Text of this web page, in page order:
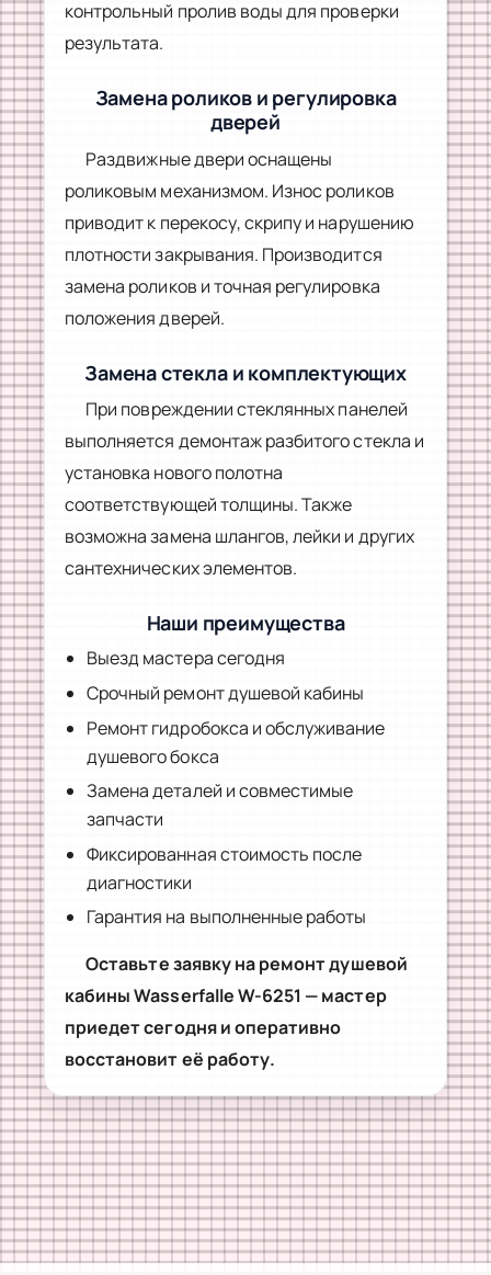
контрольный пролив воды для проверки
результата.
Замена роликов и регулировка
дверей
Раздвижные двери оснащены
роликовым механизмом. Износ роликов
приводит к перекосу, скрипу и нарушению
плотности закрывания. Производится
замена роликов и точная регулировка
положения дверей.
Замена стекла и комплектующих
При повреждении стеклянных панелей
выполняется демонтаж разбитого стекла и
установка нового полотна
соответствующей толщины. Также
возможна замена шлангов, лейки и других
сантехнических элементов.
Наши преимущества
Выезд мастера сегодня
Срочный ремонт душевой кабины
Ремонт гидробокса и обслуживание
душевого бокса
Замена деталей и совместимые
запчасти
Фиксированная стоимость после
диагностики
Гарантия на выполненные работы
Оставьте заявку на ремонт душевой
кабины Wasserfalle W-6251 — мастер
приедет сегодня и оперативно
восстановит её работу.